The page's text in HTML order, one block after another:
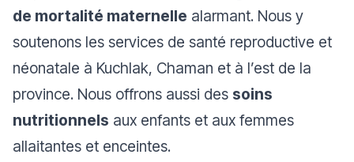
de mortalité maternelle alarmant. Nous y
soutenons les services de santé reproductive et
néonatale à Kuchlak, Chaman et à l’est de la
province. Nous offrons aussi des soins
nutritionnels aux enfants et aux femmes
allaitantes et enceintes.